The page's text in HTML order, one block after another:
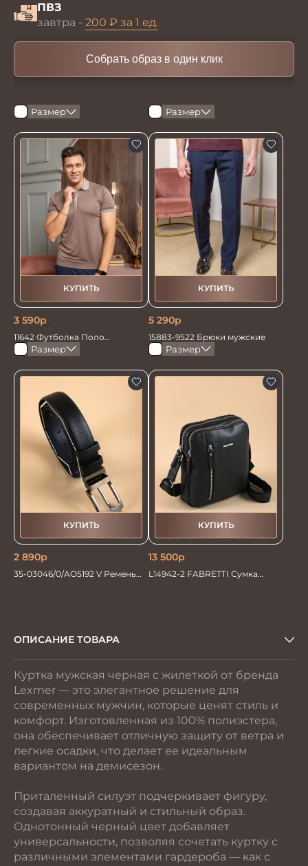
ПВЗ
завтра - 200 ₽ за 1 ед.
Собрать образ в один клик
Размер
КУПИТЬ
3 590р
11642 Футболка Поло
кофейный
Размер
КУПИТЬ
5 290р
15883-9522 Брюки мужские
Размер
КУПИТЬ
2 890р
35-03046/0/АО5192 V Ремень
Размер
КУПИТЬ
13 500р
L14942-2 FABRETTI Сумка
ОПИСАНИЕ ТОВАРА
Куртка мужская черная с жилеткой от бренда
Lexmer — это элегантное решение для
современных мужчин, которые ценят стиль и
комфорт. Изготовленная из 100% полиэстера,
она обеспечивает отличную защиту от ветра и
легкие осадки, что делает ее идеальным
вариантом на демисезон.
Приталенный силуэт подчеркивает фигуру,
создавая аккуратный и стильный образ.
Однотонный черный цвет добавляет
универсальности, позволяя сочетать куртку с
различными элементами гардероба — как с